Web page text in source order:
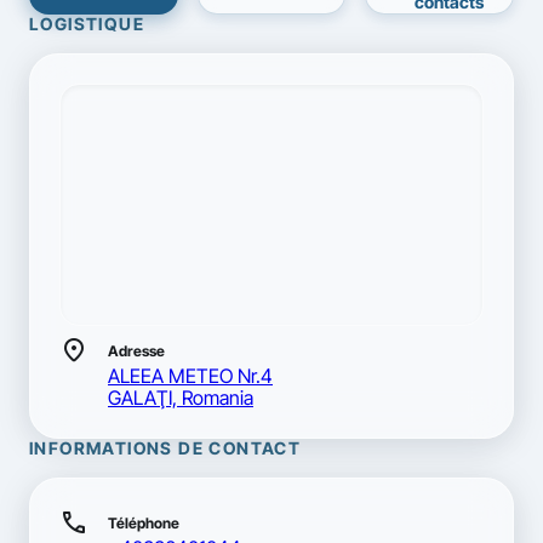
LOGISTIQUE
location_on Adresse
ALEEA METEO Nr.4
GALAŢI, Romania
INFORMATIONS DE CONTACT
call Téléphone